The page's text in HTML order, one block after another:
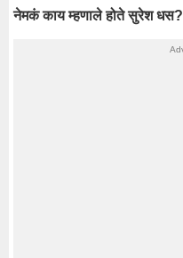
नेमकं काय म्हणाले होते सुरेश धस?